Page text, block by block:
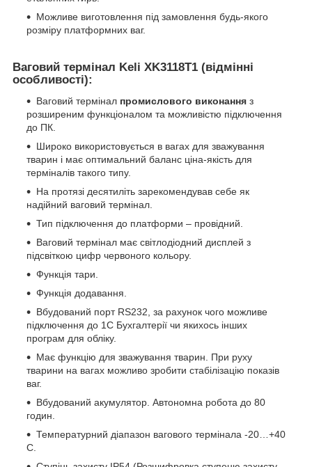
Можливе виготовлення під замовлення будь-якого
розміру платформних ваг.
Ваговий термінал Keli XK3118T1 (відмінні
особливості):
Ваговий термінал промислового виконання з
розширеним функціоналом та можливістю підключення
до ПК.
Широко використовується в вагах для зважування
тварин і має оптимальний баланс ціна-якість для
терміналів такого типу.
На протязі десятиліть зарекомендував себе як
надійний ваговий термінал.
Тип підключення до платформи – провідний.
Ваговий термінал має світлодіодний дисплей з
підсвіткою цифр червоного кольору.
Функція тари.
Функція додавання.
Вбудований порт RS232, за рахунок чого можливе
підключення до 1С Бухгалтерії чи якихось інших
програм для обліку.
Має функцію для зважування тварин. При руху
тварини на вагах можливо зробити стабілізацію показів
ваг.
Вбудований акумулятор. Автономна робота до 80
годин.
Температурний діапазон вагового термінала -20…+40
С.